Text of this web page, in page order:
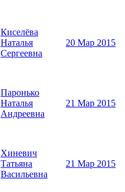
Киселёва
Наталья
Сергеевна
20 Мар 2015
Паронько
Наталья
Андреевна
21 Мар 2015
Хиневич
Татьяна
Васильевна
21 Мар 2015